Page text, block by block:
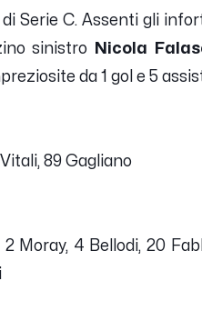
Serie C. Assenti gli
sinistro
Nicola
da 1 gol e 5
Vitali, 89 Gagliano
2 Moray, 4 Bellodi, 20